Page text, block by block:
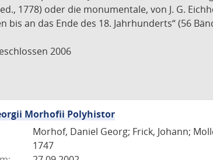
1778) oder die monumentale, von J. G.
an das Ende des 18. Jahrhunderts“ (56
2006
Morhofii Polyhistor
Morhof, Daniel Georg; Frick, Johann;
1747